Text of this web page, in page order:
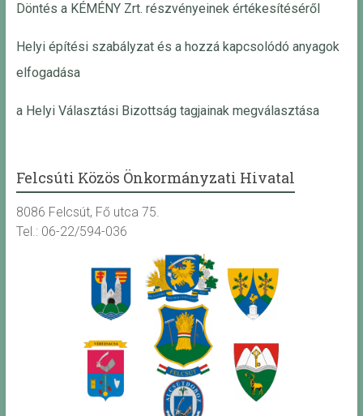
Döntés a KÉMÉNY Zrt. részvényeinek értékesítéséről
Helyi építési szabályzat és a hozzá kapcsolódó anyagok
elfogadása
a Helyi Választási Bizottság tagjainak megválasztása
Felcsúti Közös Önkormányzati Hivatal
8086 Felcsút, Fő utca 75.
Tel.: 06-22/594-036